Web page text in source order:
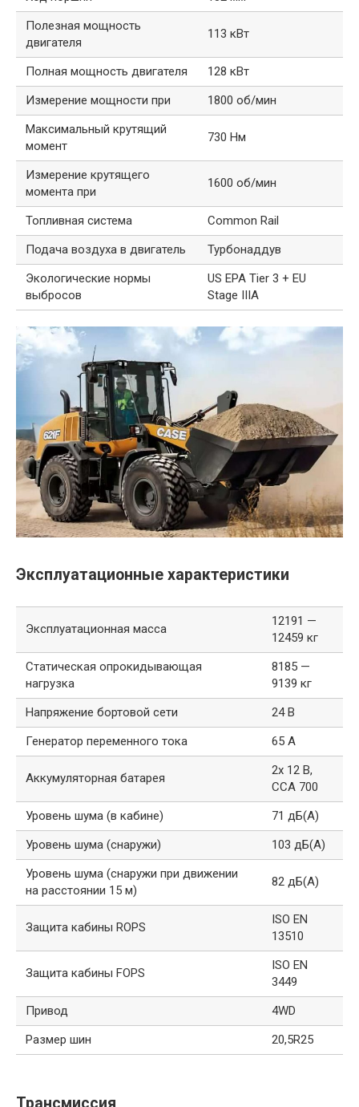
Полезная мощность
двигателя
113 кВт
Полная мощность двигателя
128 кВт
Измерение мощности при
1800 об/мин
Максимальный крутящий
момент
730 Нм
Измерение крутящего
момента при
1600 об/мин
Топливная система
Common Rail
Подача воздуха в двигатель
Турбонаддув
Экологические нормы
выбросов
US EPA Tier 3 + EU
Stage IIIA
Эксплуатационные характеристики
Эксплуатационная масса
12191 —
12459 кг
Статическая опрокидывающая
нагрузка
8185 —
9139 кг
Напряжение бортовой сети
24 В
Генератор переменного тока
65 А
Аккумуляторная батарея
2х 12 В,
CCA 700
Уровень шума (в кабине)
71 дБ(А)
Уровень шума (снаружи)
103 дБ(А)
Уровень шума (снаружи при движении
на расстоянии 15 м)
82 дБ(А)
Защита кабины ROPS
ISO EN
13510
Защита кабины FOPS
ISO EN
3449
Привод
4WD
Размер шин
20,5R25
Трансмиссия